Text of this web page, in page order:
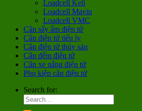
Loadcell Keli
Loadcell Mavin
Loadcell VMC
Cân sấy ẩm điện tử
Cân điện tử tiểu ly
Cân điện tử thủy sản
Cân đếm điện tử
Cân xe nâng điện tử
Phụ kiện cân điện tử
Search for: